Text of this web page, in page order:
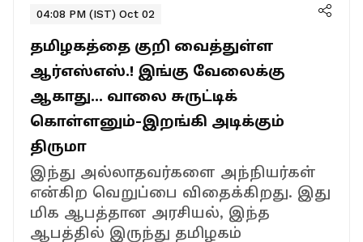
04:08 PM (IST) Oct 02
தமிழகத்தை குறி வைத்துள்ள
ஆர்எஸ்எஸ்.! இங்கு வேலைக்கு
ஆகாது... வாலை சுருட்டிக்
கொள்ளனும்-இறங்கி அடிக்கும்
திருமா
இந்து அல்லாதவர்களை அந்நியர்கள்
என்கிற வெறுப்பை விதைக்கிறது. இது
மிக ஆபத்தான அரசியல், இந்த
ஆபத்தில் இருந்து தமிழகம்